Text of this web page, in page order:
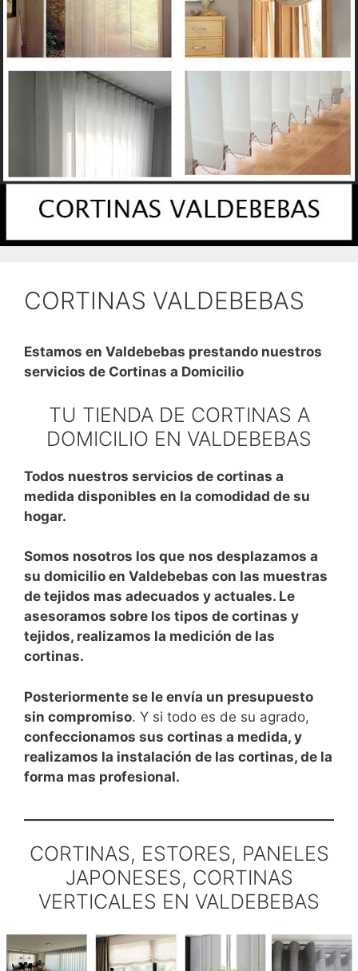
CORTINAS VALDEBEBAS
Estamos en Valdebebas prestando nuestros
servicios de Cortinas a Domicilio
TU TIENDA DE CORTINAS A
DOMICILIO EN VALDEBEBAS
Todos nuestros servicios de cortinas a
medida disponibles en la comodidad de su
hogar.
Somos nosotros los que nos desplazamos a
su domicilio en Valdebebas con las muestras
de tejidos mas adecuados y actuales. Le
asesoramos sobre los tipos de cortinas y
tejidos, realizamos la medición de las
cortinas.
Posteriormente se le envía un presupuesto
sin compromiso. Y si todo es de su agrado,
confeccionamos sus cortinas a medida, y
realizamos la instalación de las cortinas, de la
forma mas profesional.
CORTINAS, ESTORES, PANELES
JAPONESES, CORTINAS
VERTICALES EN VALDEBEBAS